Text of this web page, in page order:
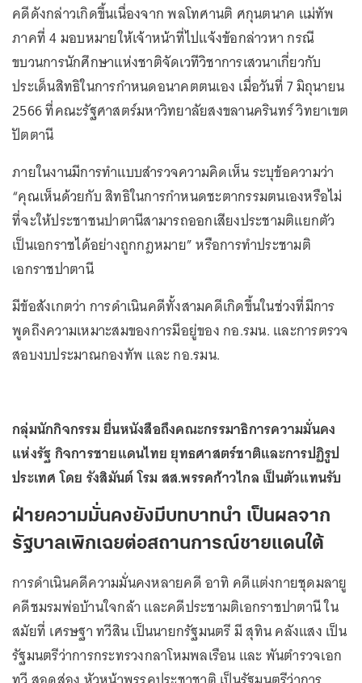
คดีดังกล่าวเกิดขึ้นเนื่องจาก พลโทศานติ ศกุนตนาค แม่ทัพ
ภาคที่ 4 มอบหมายให้เจ้าหน้าที่ไปแจ้งข้อกล่าวหา กรณี
ขบวนการนักศึกษาแห่งชาติจัดเวทีวิชาการเสวนาเกี่ยวกับ
ประเด็นสิทธิในการกำหนดอนาคตตนเอง เมื่อวันที่ 7 มิถุนายน
2566 ที่คณะรัฐศาสตร์มหาวิทยาลัยสงขลานครินทร์ วิทยาเขต
ปัตตานี
ภายในงานมีการทำแบบสำรวจความคิดเห็น ระบุข้อความว่า
“คุณเห็นด้วยกับ สิทธิในการกำหนดชะตากรรมตนเองหรือไม่
ที่จะให้ประชาชนปาตานีสามารถออกเสียงประชามติแยกตัว
เป็นเอกราชได้อย่างถูกกฎหมาย” หรือการทำประชามติ
เอกราชปาตานี
มีข้อสังเกตว่า การดำเนินคดีทั้งสามคดีเกิดขึ้นในช่วงที่มีการ
พูดถึงความเหมาะสมของการมีอยู่ของ กอ.รมน. และการตรวจ
สอบงบประมาณกองทัพ และ กอ.รมน.
กลุ่มนักกิจกรรม ยื่นหนังสือถึงคณะกรรมาธิการความมั่นคง
แห่งรัฐ กิจการชายแดนไทย ยุทธศาสตร์ชาติและการปฏิรูป
ประเทศ โดย รังสิมันต์ โรม สส.พรรคก้าวไกล เป็นตัวแทนรับ
ฝ่ายความมั่นคงยังมีบทบาทนำ เป็นผลจาก
รัฐบาลเพิกเฉยต่อสถานการณ์ชายแดนใต้
การดำเนินคดีความมั่นคงหลายคดี อาทิ คดีแต่งกายชุดมลายู
คดีชมรมพ่อบ้านใจกล้า และคดีประชามติเอกราชปาตานี ใน
สมัยที่ เศรษฐา ทวีสิน เป็นนายกรัฐมนตรี มี สุทิน คลังแสง เป็น
รัฐมนตรีว่าการกระทรวงกลาโหมพลเรือน และ พันตำรวจเอก